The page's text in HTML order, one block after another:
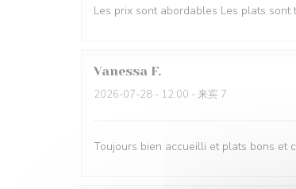
Les prix sont abordables Les plats
Vanessa F
2026-07-28 - 12:00 - 来宾 7
Toujours bien accueilli et plats bons et